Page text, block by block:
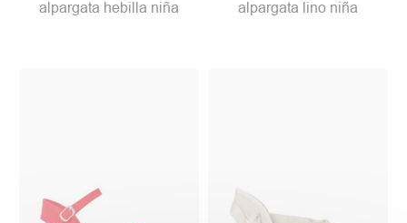
alpargata hebilla niña
alpargata lino niña